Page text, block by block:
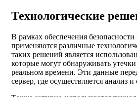
Технологические
В рамках обеспечения
применяются различные
таких решений является
которые могут обнаруживать
реальном времени. Эти данные
сервер, где осуществляется анализ